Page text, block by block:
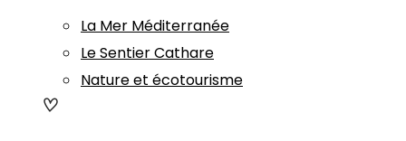
La Mer Méditerranée
Le Sentier Cathare
Nature et écotourisme